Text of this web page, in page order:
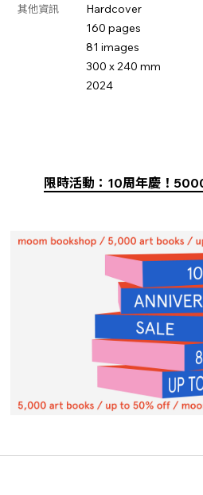
其他資訊
Hardcover
160 pages
81 images
300 x 240 mm
2024
限時活動：10周年慶！